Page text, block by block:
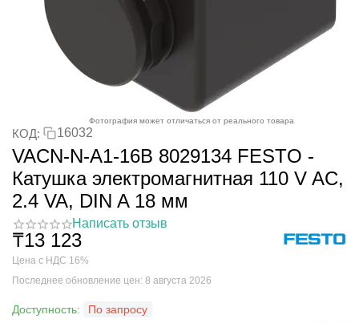
Фотография может отличаться от реального товара
КОД: 16032
VACN-N-A1-16B 8029134 FESTO -
Катушка электромагнитная 110 V AC,
2.4 VA, DIN A 18 мм
Написать отзыв
₸13 123
Цена с НДС 16%
Последнее обновление цен: 8 августа 2026
Доступность:
По запросу